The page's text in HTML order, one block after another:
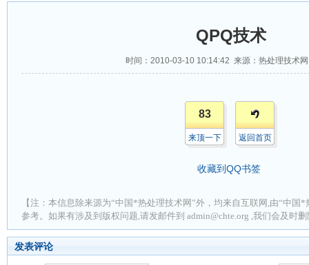
QPQ技术
时间：2010-03-10 10:14:42 来源：热处理技术
83
来顶一下 返回首页
收藏到QQ书签
【注：本信息除来源为“中国*热处理技术网”外，均来自互联网,由“中国
参考。如果有涉及到版权问题,请发邮件到 admin@chte.org ,我们会及时
发表评论